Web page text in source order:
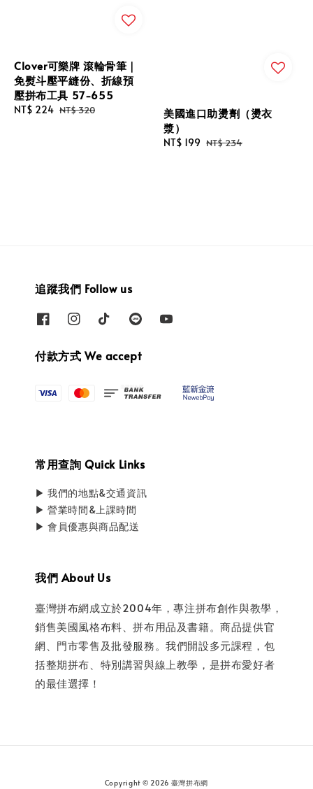
Clover可樂牌 滾輪骨筆｜
免熨斗壓平縫份、折線預
壓拼布工具 57-655
Sale
NT$ 224 Regular
NT$ 320
美國進口助燙劑（燙衣
漿）
Sale
NT$ 199 Regular
NT$ 234
追蹤我們 Follow us
付款方式 We accept
常用查詢 Quick Links
▶ 我們的地點&交通資訊
▶ 營業時間&上課時間
▶ 會員優惠與商品配送
我們 About Us
臺灣拼布網成立於2004年，專注拼布創作與教學，
銷售美國風格布料、拼布用品及書籍。商品提供官
網、門市零售及批發服務。我們開設多元課程，包
括整期拼布、特別講習與線上教學，是拼布愛好者
的最佳選擇！
Copyright © 2026 臺灣拼布網